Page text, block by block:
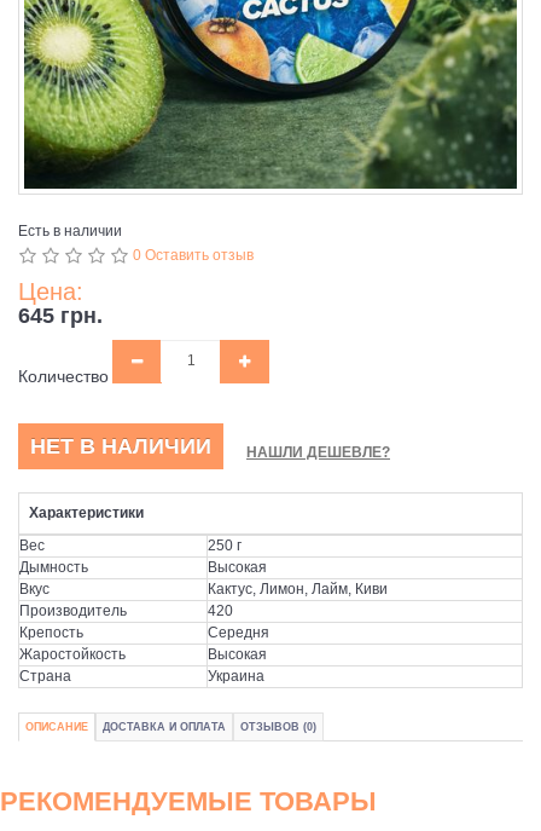
Есть в наличии
0 Оставить отзыв
Цена:
645 грн.
Количество
НЕТ В НАЛИЧИИ НАШЛИ ДЕШЕВЛЕ?
Характеристики
Вес
250 г
Дымность
Высокая
Вкус
Кактус, Лимон, Лайм, Киви
Производитель
420
Крепость
Середня
Жаростойкость
Высокая
Страна
Украина
ОПИСАНИЕ ДОСТАВКА И ОПЛАТА ОТЗЫВОВ (0)
РЕКОМЕНДУЕМЫЕ ТОВАРЫ